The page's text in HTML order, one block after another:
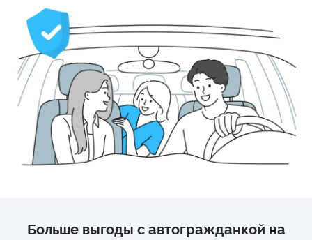
Больше выгоды с автогражданкой на